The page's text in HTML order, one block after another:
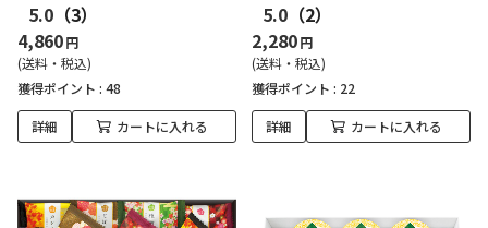
5.0 （3）
4,860円
(送料・税込)
獲得ポイント : 48
詳細 カートに入れる
5.0 （2）
2,280円
(送料・税込)
獲得ポイント : 22
詳細 カートに入れる